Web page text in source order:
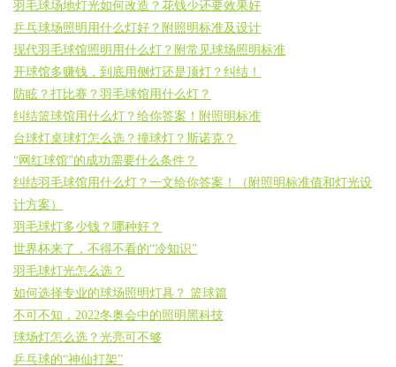
羽毛球场地灯光如何改造？花钱少还要效果好
乒乓球场照明用什么灯好？附照明标准及设计
现代羽毛球馆照明用什么灯？附常见球场照明标准
开球馆多赚钱，到底用侧灯还是顶灯？纠结！
防眩？打比赛？羽毛球馆用什么灯？
纠结篮球馆用什么灯？给你答案！附照明标准
台球灯桌球灯怎么选？撞球灯？斯诺克？
“网红球馆”的成功需要什么条件？
纠结羽毛球馆用什么灯？一文给你答案！（附照明标准值和灯光设
计方案）
羽毛球灯多少钱？哪种好？
世界杯来了，不得不看的“冷知识”
羽毛球灯光怎么选？
如何选择专业的球场照明灯具？ 篮球篇
不可不知，2022冬奥会中的照明黑科技
球场灯怎么选？光亮可不够
乒乓球的“神仙打架”